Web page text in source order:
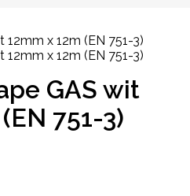
GAS wit
751-3)